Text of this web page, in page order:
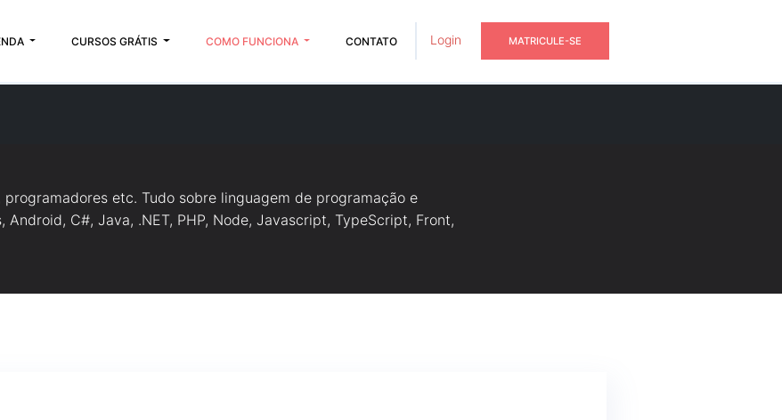
CURSOS GRÁTIS COMO FUNCIONA CONTATO Login MATRICULE-SE
etc. Tudo sobre linguagem de programação e
Android, C#, Java, .NET, PHP, Node, Javascript, TypeScript, Front,